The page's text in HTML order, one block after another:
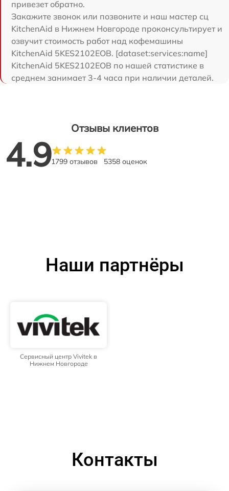
привезет обратно.
Закажите звонок или позвоните и наш мастер сц
KitchenAid в Нижнем Новгороде проконсультирует и
озвучит стоимость работ над кофемашины
KitchenAid 5KES2102EOB. [dataset:services:name]
KitchenAid 5KES2102EOB по нашей статистике в
среднем занимает 3-4 часа при наличии деталей.
Отзывы клиентов
4.91799 отзывов 5358 оценок
Наши партнёры
Сервисный центр Vivitek в
Нижнем Новгороде
Контакты